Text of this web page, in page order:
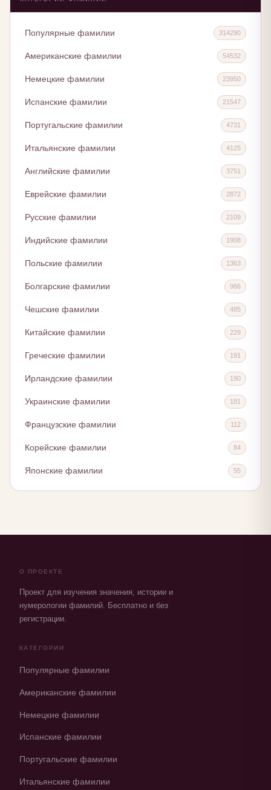
Популярные фамилии 314290
Американские фамилии 54532
Немецкие фамилии 23950
Испанские фамилии 21547
Португальские фамилии 4731
Итальянские фамилии 4125
Английские фамилии 3751
Еврейские фамилии 2872
Русские фамилии 2109
Индийские фамилии 1908
Польские фамилии 1363
Болгарские фамилии 966
Чешские фамилии 485
Китайские фамилии 229
Греческие фамилии 191
Ирландские фамилии 190
Украинские фамилии 181
Французские фамилии 112
Корейские фамилии 84
Японские фамилии 55
О ПРОЕКТЕ
Проект для изучения значения, истории и
нумерологии фамилий. Бесплатно и без
регистрации.
КАТЕГОРИИ
Популярные фамилии
Американские фамилии
Немецкие фамилии
Испанские фамилии
Португальские фамилии
Итальянские фамилии